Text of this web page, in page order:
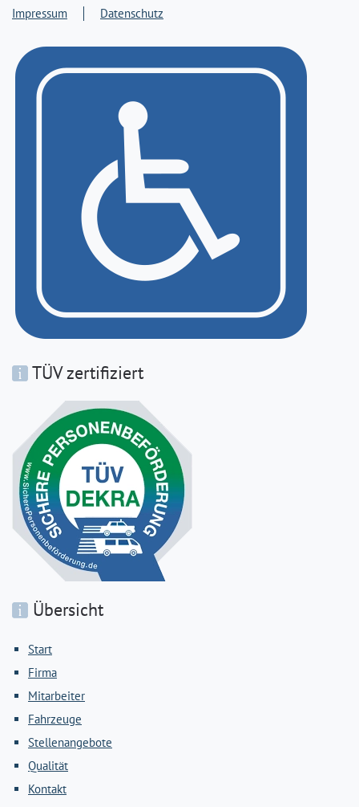
Impressum Datenschutz
TÜV zertifiziert
Übersicht
Start
Firma
Mitarbeiter
Fahrzeuge
Stellenangebote
Qualität
Kontakt